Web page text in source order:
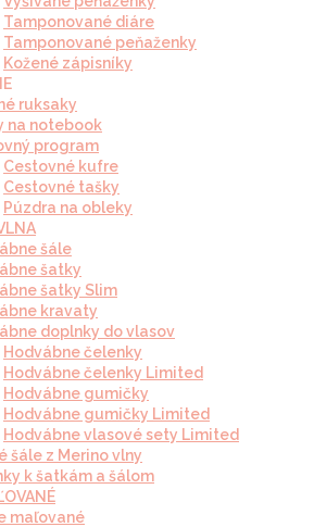
Tamponované diáre
Tamponované peňaženky
Kožené zápisníky
ruksaky
na notebook
program
Cestovné kufre
Cestovné tašky
Púzdra na obleky
šále
šatky
šatky Slim
kravaty
doplnky do vlasov
Hodvábne čelenky
Hodvábne čelenky Limited
Hodvábne gumičky
Hodvábne gumičky Limited
Hodvábne vlasové sety Limited
šále z Merino vlny
k šatkám a šálom
maľované